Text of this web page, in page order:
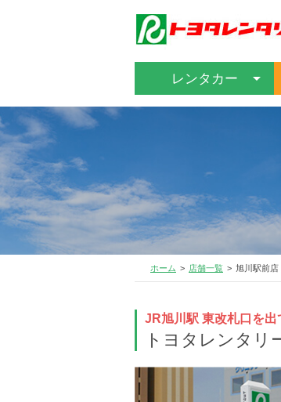
レンタカー
ホーム 店舗一覧 旭川駅前店
JR旭川駅 東改札口を出
トヨタレンタリ